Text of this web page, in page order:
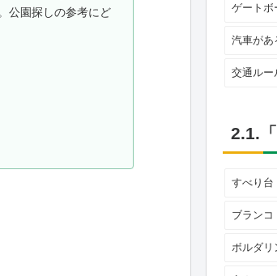
公園探しの参考にど
ゲートボ
汽車があ
交通ルー
2.1.
すべり台
ブランコ
ボルダリ